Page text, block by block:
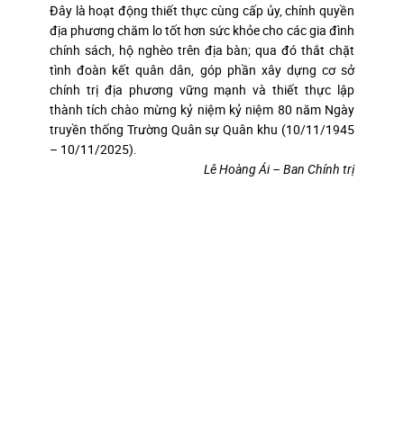
Đây là hoạt động thiết thực cùng cấp ủy, chính quyền
địa phương chăm lo tốt hơn sức khỏe cho các gia đình
chính sách, hộ nghèo trên địa bàn; qua đó thắt chặt
tình đoàn kết quân dân, góp phần xây dựng cơ sở
chính trị địa phương vững mạnh và thiết thực lập
thành tích chào mừng kỷ niệm kỷ niệm 80 năm Ngày
truyền thống Trường Quân sự Quân khu (10/11/1945
– 10/11/2025).
Lê Hoàng Ái – Ban Chính trị